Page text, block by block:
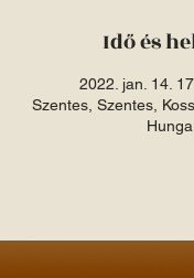
Idő és
2022. jan. 14.
Szentes, Szentes,